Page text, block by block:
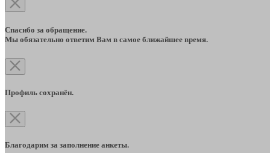
Спасибо за обращение.
Мы обязательно ответим Вам в самое ближайшее время.
Профиль сохранён.
Благодарим за заполнение анкеты.